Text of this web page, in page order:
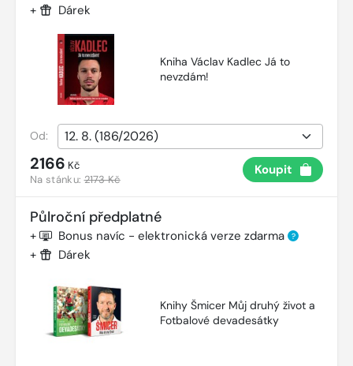
+ Dárek
Kniha Václav Kadlec Já to
nevzdám!
Od:
2166 Kč
Na stánku:2173 Kč
Koupit
Půlroční předplatné
+ Bonus navíc - elektronická verze zdarma ?
+ Dárek
Knihy Šmicer Můj druhý život a
Fotbalové devadesátky